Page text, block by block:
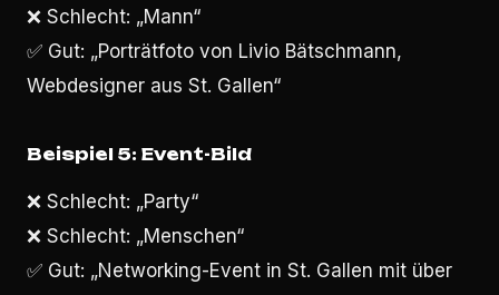
❌ Schlecht: „Mann“
✅ Gut: „Porträtfoto von Livio Bätschmann,
Webdesigner aus St. Gallen“
Beispiel 5: Event-Bild
❌ Schlecht: „Party“
❌ Schlecht: „Menschen“
✅ Gut: „Networking-Event in St. Gallen mit über